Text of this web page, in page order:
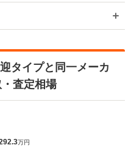
タイプと同一メーカ
査定相場
万円